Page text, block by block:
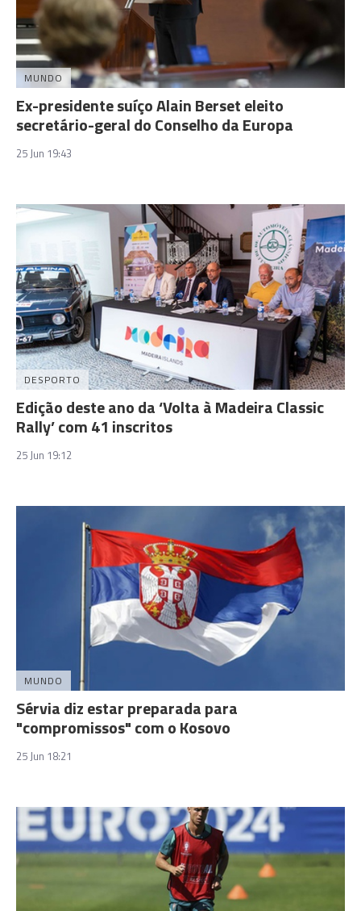
MUNDO
Ex-presidente suíço Alain Berset eleito
secretário-geral do Conselho da Europa
25 Jun 19:43
DESPORTO
Edição deste ano da ‘Volta à Madeira Classic
Rally’ com 41 inscritos
25 Jun 19:12
MUNDO
Sérvia diz estar preparada para
"compromissos" com o Kosovo
25 Jun 18:21